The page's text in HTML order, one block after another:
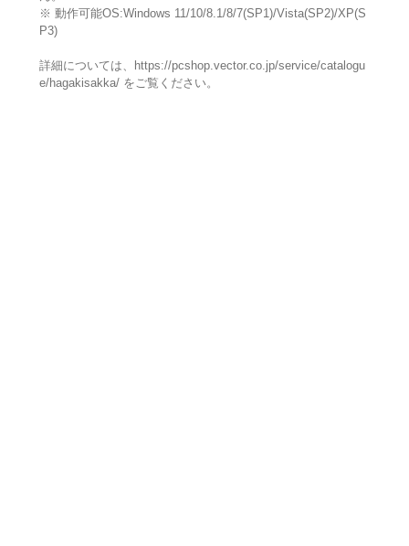
※ 動作可能OS:Windows 11/10/8.1/8/7(SP1)/Vista(SP2)/XP(S
P3)
詳細については、https://pcshop.vector.co.jp/service/catalogu
e/hagakisakka/ をご覧ください。